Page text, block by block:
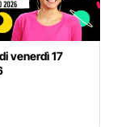
venerdì 17